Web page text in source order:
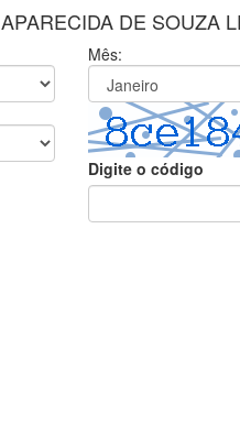
DE SOUZA
Mês:
Digite o código